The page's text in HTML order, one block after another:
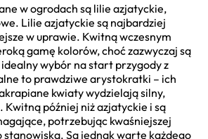
w ogrodach są lilie azjatyckie,
Lilie azjatyckie są najbardziej
w uprawie. Kwitną wczesnym
gamę kolorów, choć zazwyczaj są
wybór na start przygody z
to prawdziwe arystokratki – ich
kwiaty wydzielają silny,
Kwitną później niż azjatyckie i są
potrzebując kwaśniejszej
stanowiska. Są jednak warte każdego